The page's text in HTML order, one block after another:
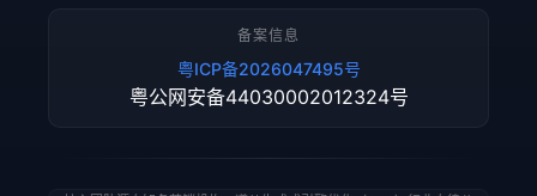
备案信息
粤ICP备2026047495号
粤公网安备44030002012324号